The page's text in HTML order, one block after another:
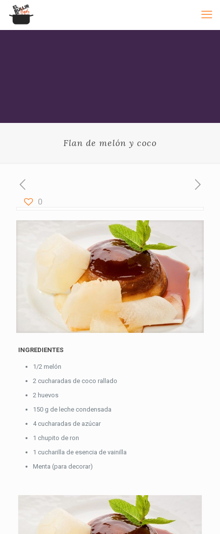
Flan de melón y coco
0
INGREDIENTES
1/2 melón
2 cucharadas de coco rallado
2 huevos
150 g de leche condensada
4 cucharadas de azúcar
1 chupito de ron
1 cucharilla de esencia de vainilla
Menta (para decorar)